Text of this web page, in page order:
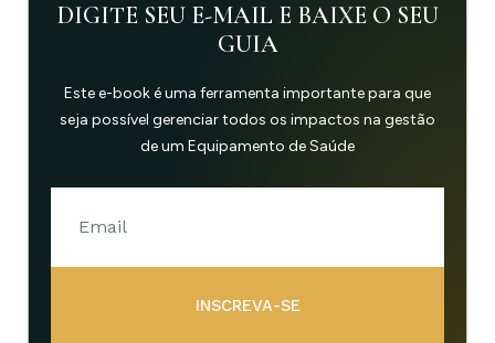
DIGITE SEU E-MAIL E BAIXE O SEU
GUIA
Este e-book é uma ferramenta importante para que
seja possível gerenciar todos os impactos na gestão
de um Equipamento de Saúde
INSCREVA-SE